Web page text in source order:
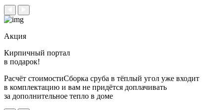
Акция
Кирпичный портал
в подарок!
Расчёт стоимостиСборка сруба в тёплый угол уже входит
в комплектацию и вам не придётся доплачивать
за дополнительное тепло в доме